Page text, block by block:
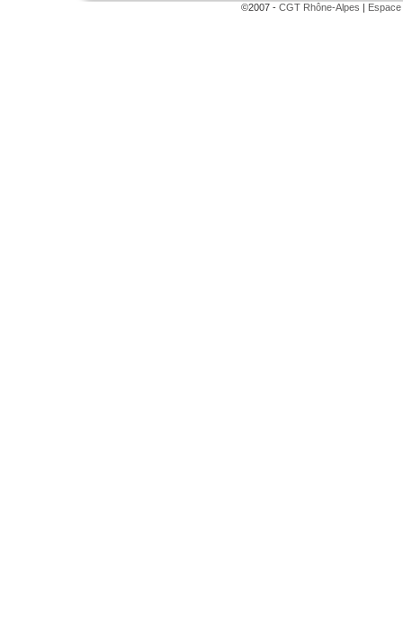
©2007 - CGT Rhône-Alpes |